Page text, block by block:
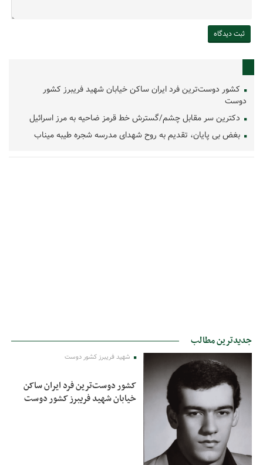
کشور دوست‌ترین فرد ایران ساکن خیابان شهید فریبرز کشور
دوست
دکترین سر مقابل چشم/گسترش خط قرمز ضاحیه به مرز اسرائیل
بغض بی پایان، تقدیم به روح شهدای مدرسه شجره طیبه میناب
جدیدترین مطالب
شهید فریبرز کشور دوست
کشور دوست‌ترین فرد ایران ساکن
خیابان شهید فریبرز کشور دوست